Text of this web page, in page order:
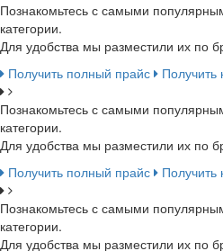
Познакомьтесь с самыми
категории.
Для удобства мы разместили их по
Получить полный прайс
Получить
Познакомьтесь с самыми
категории.
Для удобства мы разместили их по
Получить полный прайс
Получить
Познакомьтесь с самыми
категории.
Для удобства мы разместили их по